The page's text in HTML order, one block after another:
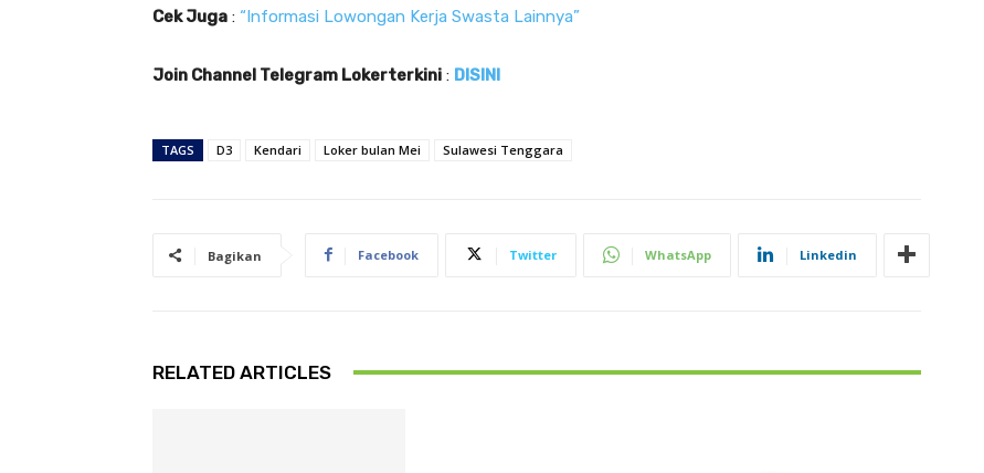
Cek Juga : “Informasi Lowongan Kerja Swasta Lainnya”
Join Channel Telegram Lokerterkini : DISINI
TAGS D3 Kendari Loker bulan Mei Sulawesi Tenggara
Bagikan Facebook Twitter WhatsApp Linkedin
RELATED ARTICLES